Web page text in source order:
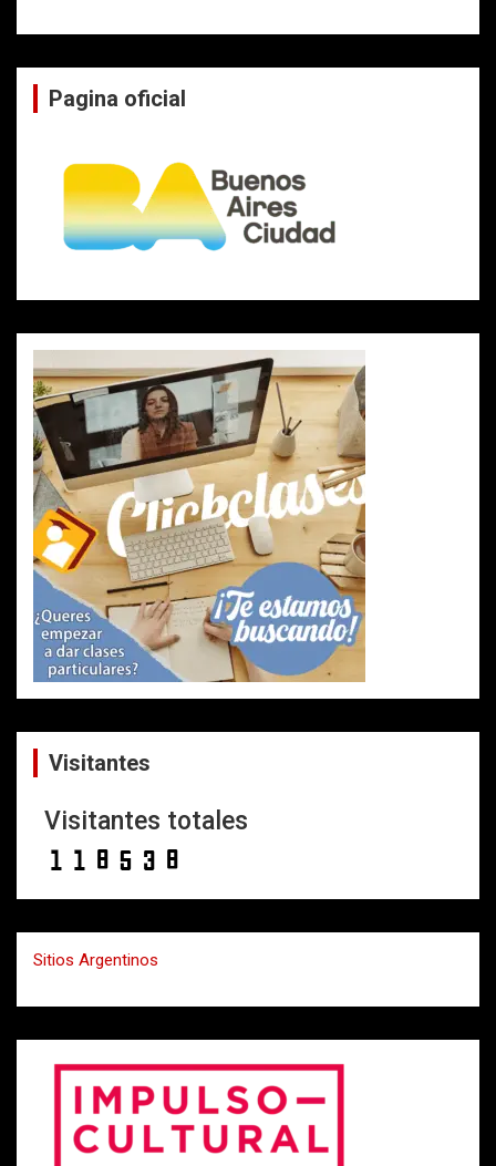
Pagina oficial
Visitantes
Visitantes totales
Sitios Argentinos